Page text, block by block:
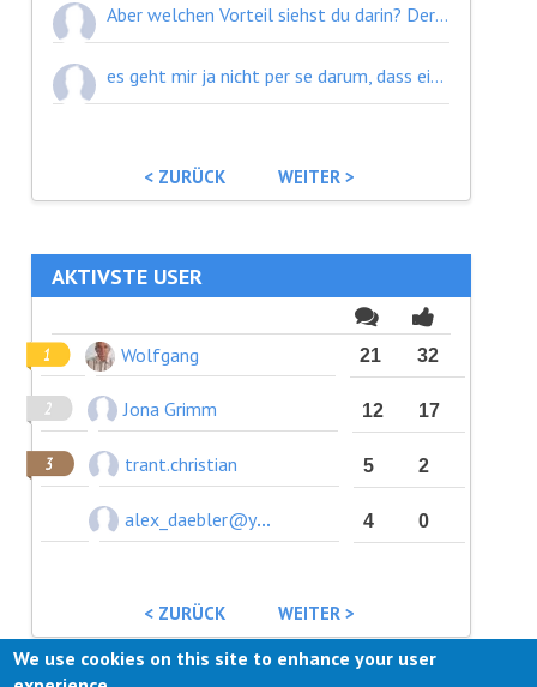
Aber welchen Vorteil siehst du darin? Der Verwirrungspunkt steht ja trotzdem...
es geht mir ja nicht per se darum, dass einzelne Länder ihre Bedenken haben, sondern dass sie thematisch geäußert werden. Und natürlich werden sich da die Wahlverhältnisse von Land zu Land unterscheiden und etwas Wahltaktik betrieben werden, aber das ist ja normal. Solange Parteien transnational aufgestellt sein müssen ist das doch völlig in Ordnung.
< ZURÜCK WEITER >
AKTIVSTE USER
Wolfgang 21 32
Jona Grimm 12 17
trant.christian 5 2
alex_daebler@yahoo.de 4 0
< ZURÜCK WEITER >
We use cookies on this site to enhance your user